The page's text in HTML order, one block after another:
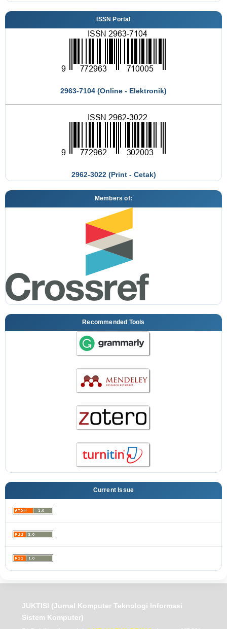
ISSN Portal
2963-7104 (Online - Elektronik)
2962-3022 (Print - Cetak)
Members of:
Recommended Tools
Current Issue
JUKTISI (Jurnal Komputer Teknologi Informasi
Sistem Komputer)